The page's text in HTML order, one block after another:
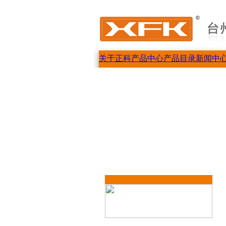
关于正科产品中心产品目录新闻中